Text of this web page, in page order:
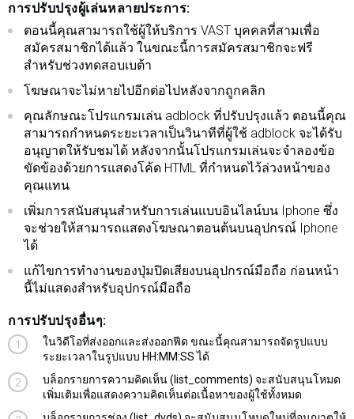
การปรับปรุงผู้เล่นหลายประการ:
ตอนนี้คุณสามารถใช้ผู้ให้บริการ VAST บุคคลที่สามเพื่อ
สมัครสมาชิกได้แล้ว ในขณะนี้การสมัครสมาชิกจะฟรี
สำหรับช่วงทดสอบเบต้า
โฆษณาจะไม่หายไปอีกต่อไปหลังจากถูกคลิก
คุณลักษณะโปรแกรมเล่น adblock ที่ปรับปรุงแล้ว ตอนนี้คุณ
สามารถกำหนดระยะเวลาเป็นวินาทีที่ผู้ใช้ adblock จะได้รับ
อนุญาตให้รับชมได้ หลังจากนั้นโปรแกรมเล่นจะจำลองข้อ
ขัดข้องด้วยการแสดงโค้ด HTML ที่กำหนดไว้ล่วงหน้าของ
คุณแทน
เพิ่มการสนับสนุนสำหรับการเล่นแบบอินไลน์บน Iphone ซึ่ง
จะช่วยให้สามารถแสดงโฆษณาตอนต้นบนอุปกรณ์ Iphone
ได้
แก้ไขการทำงานของปุ่มปิดเสียงบนอุปกรณ์มือถือ ก่อนหน้า
นี้ไม่แสดงสำหรับอุปกรณ์มือถือ
การปรับปรุงอื่นๆ:
ในวิดีโอที่ส่งออกและส่งออกฟีด ขณะนี้คุณสามารถจัดรูปแบบ
ระยะเวลาในรูปแบบ HH:MM:SS ได้
บล็อกรายการความคิดเห็น (list_comments) จะสนับสนุนโหมด
เพิ่มเติมเพื่อแสดงความคิดเห็นต่อเนื้อหาของผู้ใช้ทั้งหมด